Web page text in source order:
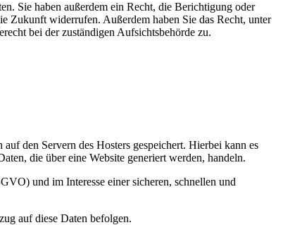
Sie haben außerdem ein Recht, die Berichtigung oder
Zukunft widerrufen. Außerdem haben Sie das Recht, unter
bei der zuständigen Aufsichtsbehörde zu.
den Servern des Hosters gespeichert. Hierbei kann es
die über eine Website generiert werden, handeln.
und im Interesse einer sicheren, schnellen und
auf diese Daten befolgen.